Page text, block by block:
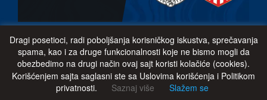
KONTAKT
Fudbalski Klub „TSC”
Plitvička 1.
Dragi posetioci, radi poboljšanja korisničkog iskustva, sprečavanja
spama, kao i za druge funkcionalnosti koje ne bismo mogli da
obezbedimo na drugi način ovaj sajt koristi kolačiće (cookies).
Korišćenjem sajta saglasni ste sa Uslovima korišćenja i Politikom
privatnosti.
Saznaj više Slažem se